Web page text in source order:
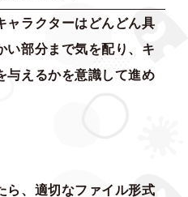
ャラクターはどんどん具
い部分まで気を配り、キ
与えるかを意識して進め
ら、適切なファイル形式